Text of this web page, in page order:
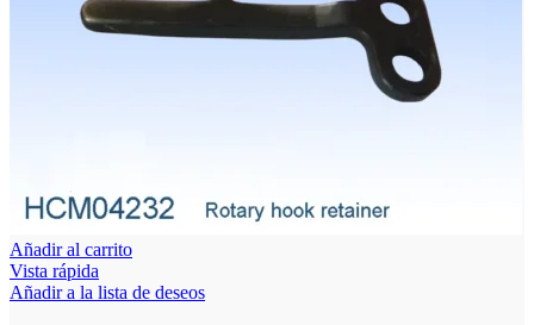
Añadir al carrito
Vista rápida
Añadir a la lista de deseos